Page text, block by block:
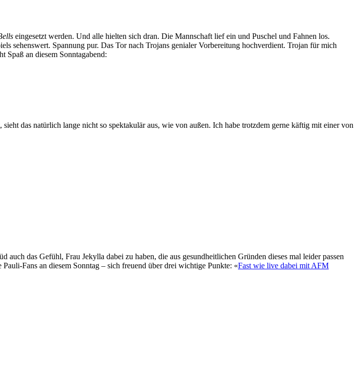
eingesetzt werden. Und alle hielten sich dran. Die Mannschaft lief ein und Puschel und Fahnen los.
sehenswert. Spannung pur. Das Tor nach Trojans genialer Vorbereitung hochverdient. Trojan für mich
Spaß an diesem Sonntagabend:
das natürlich lange nicht so spektakulär aus, wie von außen. Ich habe trotzdem gerne käftig mit einer von
auch das Gefühl, Frau Jekylla dabei zu haben, die aus gesundheitlichen Gründen dieses mal leider passen
Fans an diesem Sonntag – sich freuend über drei wichtige Punkte: «Fast wie live dabei mit AFM